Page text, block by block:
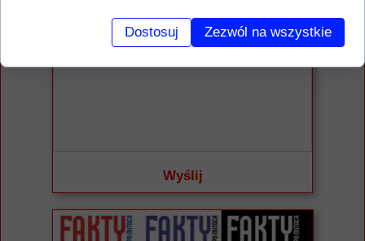
Treść wiadomości:
Wyślij
Dostosuj Zezwól na wszystkie